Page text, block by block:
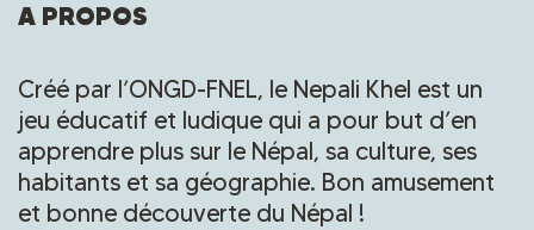
A PROPOS
Créé par l’ONGD-FNEL, le Nepali Khel est un
jeu éducatif et ludique qui a pour but d’en
apprendre plus sur le Népal, sa culture, ses
habitants et sa géographie. Bon amusement
et bonne découverte du Népal !